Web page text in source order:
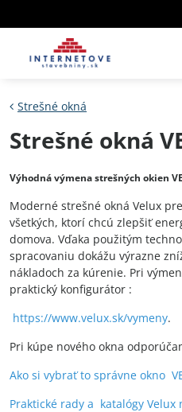
Strešné okná
Strešné okná
Výhodná výmena strešných okien
Moderné strešné okná Velux
všetkých, ktorí chcú zlepšiť
domova. Vďaka použitým
spracovaniu dokážu výrazne
nákladoch za kúrenie. Pri
praktický konfigurátor :
https://www.velux.sk/vymeny.
Pri kúpe nového okna
Ako si vybrať to správne okno
Praktické rady a katalógy Velux